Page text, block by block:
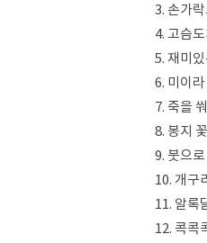
3. 손가
4. 고슴
5. 재미
6. 미이라
7. 죽을
8. 봉지
9. 붓으
10. 개구
11. 알록
12. 콕콕